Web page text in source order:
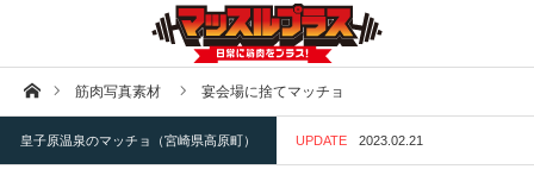
ホーム筋肉写真素材 宴会場に捨てマッチョ
皇子原温泉のマッチョ（宮崎県高原町） UPDATE 2023.02.21